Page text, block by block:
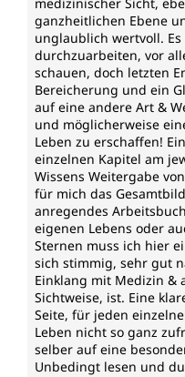
medizinischer Sicht,
ganzheitlichen Ebene
unglaublich wertvoll.
durchzuarbeiten, vor
schauen, doch letzten
Bereicherung und ein
auf eine andere Art &
und möglicherweise
Leben zu erschaffen!
einzelnen Kapitel am
Wissens Weitergabe
für mich das
anregendes
eigenen Lebens oder
Sternen muss ich hier
sich stimmig, sehr gut
Einklang mit Medizin &
Sichtweise, ist. Eine
Seite, für jeden
Leben nicht so ganz
selber auf eine
Unbedingt lesen und